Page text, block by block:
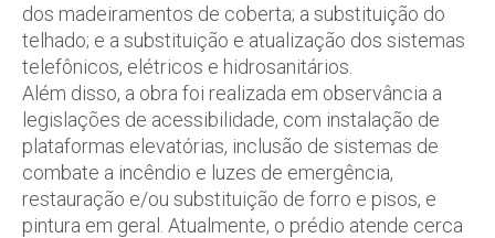
dos madeiramentos de coberta; a substituição do
telhado; e a substituição e atualização dos sistemas
telefônicos, elétricos e hidrosanitários.
Além disso, a obra foi realizada em observância a
legislações de acessibilidade, com instalação de
plataformas elevatórias, inclusão de sistemas de
combate a incêndio e luzes de emergência,
restauração e/ou substituição de forro e pisos, e
pintura em geral. Atualmente, o prédio atende cerca